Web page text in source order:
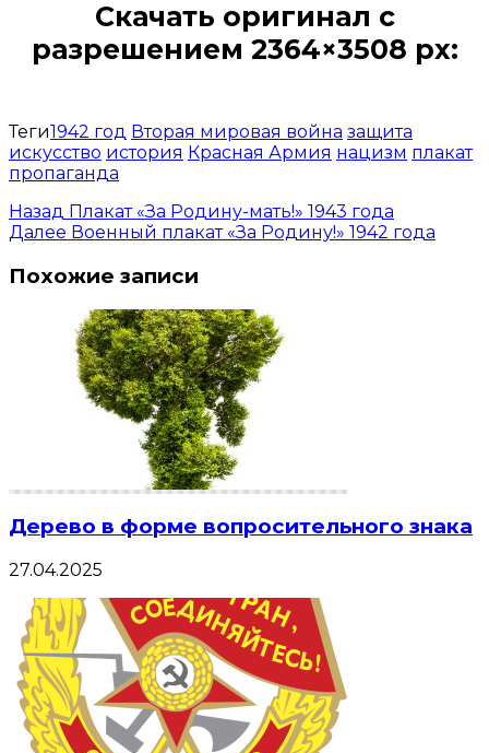
Скачать оригинал с
разрешением 2364×3508 px:
Теги1942 год Вторая мировая война защита
искусство история Красная Армия нацизм плакат
пропаганда
Назад Плакат «За Родину-мать!» 1943 года
Далее Военный плакат «За Родину!» 1942 года
Похожие записи
Дерево в форме вопросительного знака
27.04.2025